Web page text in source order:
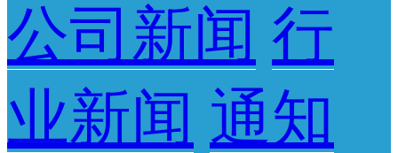
公司新闻 行
业新闻 通知